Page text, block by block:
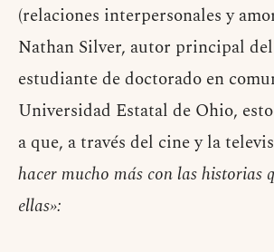
(relaciones interpersonales y
Nathan Silver, autor principal
estudiante de doctorado en
Universidad Estatal de Ohio,
a que, a través del cine y la
hacer mucho más con las historias
ellas»: